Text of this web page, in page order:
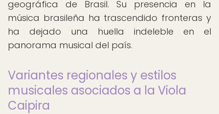
geográfica de Brasil. Su presencia en la
música brasileña ha trascendido fronteras y
ha dejado una huella indeleble en el
panorama musical del país.
Variantes regionales y estilos
musicales asociados a la Viola
Caipira